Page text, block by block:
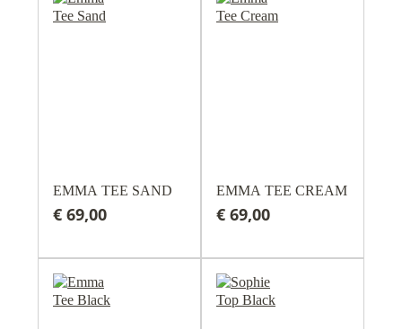
EMMA TEE SAND
€ 69,00
EMMA TEE CREAM
€ 69,00